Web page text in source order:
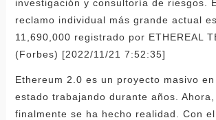
investigación y consultoría de riesgos.
reclamo individual más grande actual
11,690,000 registrado por ETHEREAL
(Forbes) [2022/11/21 7:52:35]
Ethereum 2.0 es un proyecto masivo
estado trabajando durante años.
finalmente se ha hecho realidad. Con